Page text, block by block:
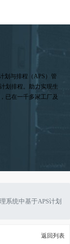
划与排程（APS）管
划排程。助力实现生
已在一千多家工厂及
系统中基于APS计划
返回列表